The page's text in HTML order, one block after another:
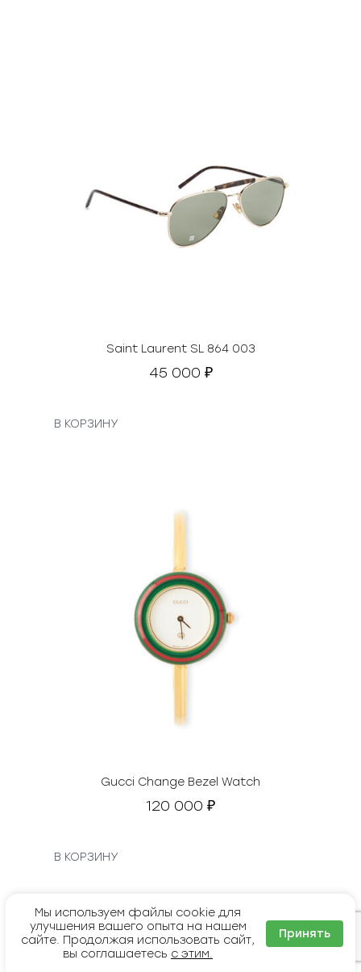
Saint Laurent SL 864 003
45 000 ₽
В КОРЗИНУ
Gucci Change Bezel Watch
120 000 ₽
В КОРЗИНУ
Мы используем файлы cookie для
улучшения вашего опыта на нашем
сайте. Продолжая использовать сайт,
вы соглашаетесь с этим.
Принять